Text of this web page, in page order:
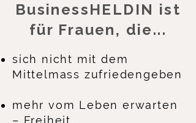
BusinessHELDIN ist
für Frauen, die...
sich nicht mit dem
Mittelmass zufriedengeben
mehr vom Leben erwarten
– Freiheit,